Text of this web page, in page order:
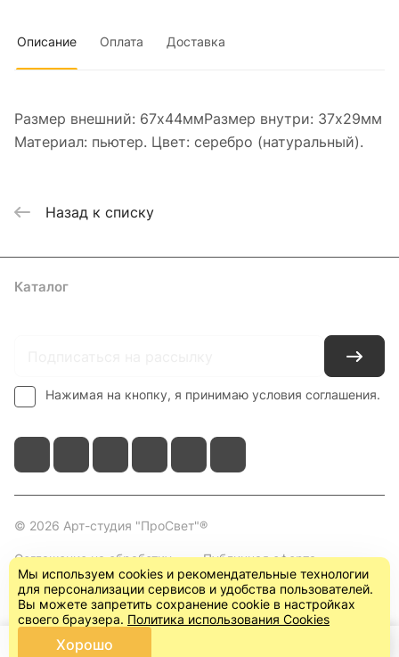
Описание Оплата Доставка
Размер внешний: 67х44ммРазмер внутри: 37х29мм
Материал: пьютер. Цвет: серебро (натуральный).
Назад к списку
Каталог
Нажимая на кнопку, я принимаю условия соглашения.
© 2026 Арт-студия "ПроСвет"®
Соглашение на обработку
персональных данных
Публичная оферта
(пользовательское
соглашение)
Мы используем cookies и рекомендательные технологии
для персонализации сервисов и удобства пользователей.
Вы можете запретить сохранение cookie в настройках
своего браузера. Политика использования Cookies
Хорошо